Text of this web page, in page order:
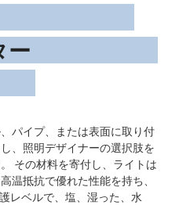
ー
パイプ、または表面に取り付
、照明デザイナーの選択肢を
その材料を寄付し、ライトは
温抵抗で優れた性能を持ち、
レベルで、塩、湿った、水